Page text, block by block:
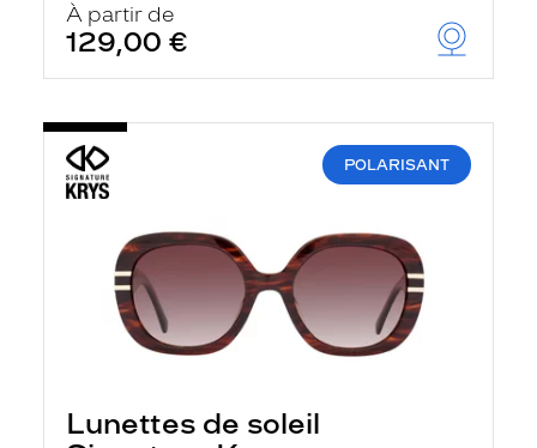
À partir de
129,00 €
POLARISANT
Lunettes de soleil